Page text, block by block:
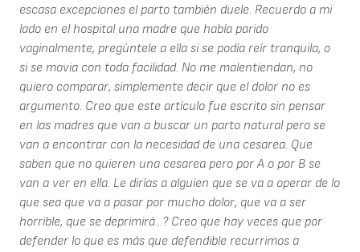
escasa excepciones el parto también duele. Recuerdo a mi
lado en el hospital una madre que había parido
vaginalmente, pregúntele a ella si se podía reír tranquila, o
si se movia con toda facilidad. No me malentiendan, no
quiero comparar, simplemente decir que el dolor no es
argumento. Creo que este artículo fue escrito sin pensar
en las madres que van a buscar un parto natural pero se
van a encontrar con la necesidad de una cesarea. Que
saben que no quieren una cesarea pero por A o por B se
van a ver en ella. Le dirías a alguien que se va a operar de lo
que sea que va a pasar por mucho dolor, que va a ser
horrible, que se deprimirá...? Creo que hay veces que por
defender lo que es más que defendible recurrimos a